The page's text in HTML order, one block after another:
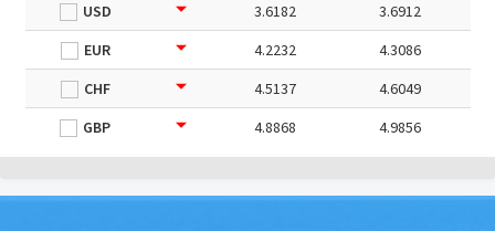
USD
3.6182
3.6912
EUR
4.2232
4.3086
CHF
4.5137
4.6049
GBP
4.8868 4.9856